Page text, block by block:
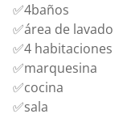
✅4baños
✅área de lavado
✅4 habitaciones
✅marquesina
✅cocina
✅sala